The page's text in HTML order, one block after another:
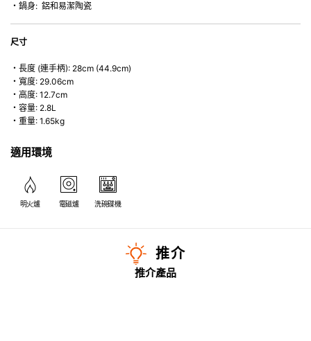
・鍋身: 鋁和易潔陶瓷
尺寸
・長度 (連手柄): 28cm (44.9cm)
・寬度: 29.06cm
・高度: 12.7cm
・容量: 2.8L
・重量: 1.65kg
適用環境
明火爐 電磁爐 洗碗碟機
推介
推介產品